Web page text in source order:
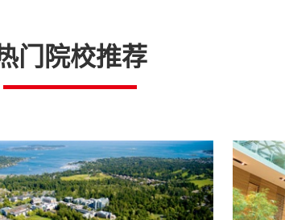
等待签证结果
门院校推荐